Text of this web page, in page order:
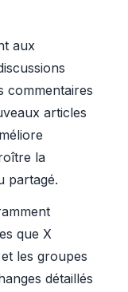
aux
commentaires
articles
la
partagé.
que X
les groupes
détaillés